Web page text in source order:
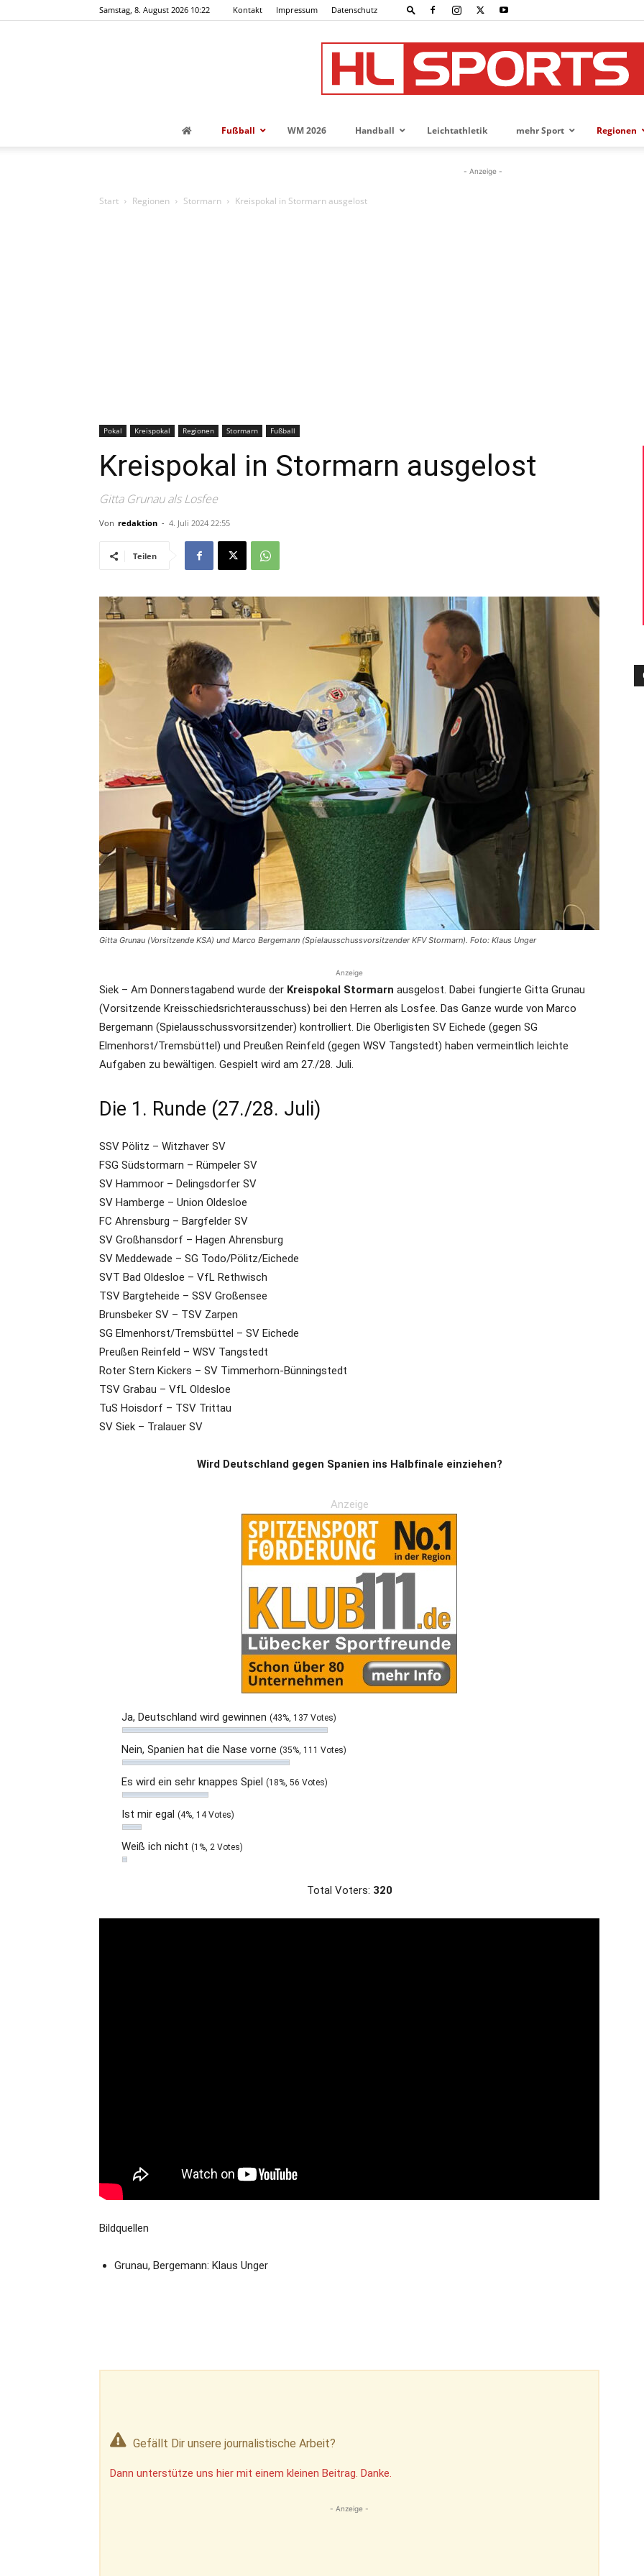
Samstag, 8. August 2026 10:22 Kontakt Impressum Datenschutz
die
Region
Fußball WM 2026 Handball Leichtathletik mehr Sport Regionen
- Anzeige -
Start Regionen Stormarn Kreispokal in Stormarn ausgelost
Pokal Kreispokal Regionen Stormarn Fußball
Kreispokal in Stormarn ausgelost
Gitta Grunau als Losfee
Von redaktion - 4. Juli 2024 22:55
Teilen
Gitta Grunau (Vorsitzende KSA) und Marco Bergemann (Spielausschussvorsitzender KFV Stormarn). Foto: Klaus Unger
Anzeige
Siek – Am Donnerstagabend wurde der Kreispokal Stormarn ausgelost. Dabei fungierte Gitta Grunau
(Vorsitzende Kreisschiedsrichterausschuss) bei den Herren als Losfee. Das Ganze wurde von Marco
Bergemann (Spielausschussvorsitzender) kontrolliert. Die Oberligisten SV Eichede (gegen SG
Elmenhorst/Tremsbüttel) und Preußen Reinfeld (gegen WSV Tangstedt) haben vermeintlich leichte
Aufgaben zu bewältigen. Gespielt wird am 27./28. Juli.
Die 1. Runde (27./28. Juli)
SSV Pölitz – Witzhaver SV
FSG Südstormarn – Rümpeler SV
SV Hammoor – Delingsdorfer SV
SV Hamberge – Union Oldesloe
FC Ahrensburg – Bargfelder SV
SV Großhansdorf – Hagen Ahrensburg
SV Meddewade – SG Todo/Pölitz/Eichede
SVT Bad Oldesloe – VfL Rethwisch
TSV Bargteheide – SSV Großensee
Brunsbeker SV – TSV Zarpen
SG Elmenhorst/Tremsbüttel – SV Eichede
Preußen Reinfeld – WSV Tangstedt
Roter Stern Kickers – SV Timmerhorn-Bünningstedt
TSV Grabau – VfL Oldesloe
TuS Hoisdorf – TSV Trittau
SV Siek – Tralauer SV
Wird Deutschland gegen Spanien ins Halbfinale einziehen?
Anzeige
Ja, Deutschland wird gewinnen (43%, 137 Votes)
Nein, Spanien hat die Nase vorne (35%, 111 Votes)
Es wird ein sehr knappes Spiel (18%, 56 Votes)
Ist mir egal (4%, 14 Votes)
Weiß ich nicht (1%, 2 Votes)
Total Voters: 320
Bildquellen
Grunau, Bergemann: Klaus Unger
Gefällt Dir unsere journalistische Arbeit?
Dann unterstütze uns hier mit einem kleinen Beitrag. Danke.
- Anzeige -